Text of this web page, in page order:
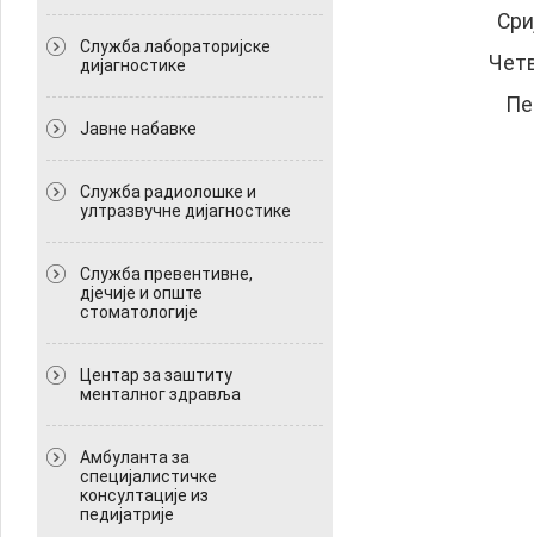
Служба лабораторијске
дијагностике
Јавне набавке
Служба радиолошке и
ултразвучне дијагностике
Служба превентивне,
дјечије и опште
стоматологије
Центар за заштиту
менталног здравља
Амбуланта за
специјалистичке
консултације из
педијатрије